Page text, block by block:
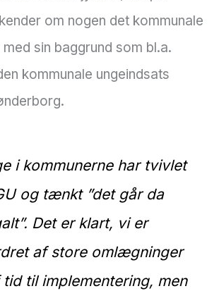
om nogen det kommunale
sin baggrund som bl.a.
kommunale ungeindsats
i kommunerne har tvivlet
og tænkt ”det går da
Det er klart, vi er
af store omlægninger
til implementering, men